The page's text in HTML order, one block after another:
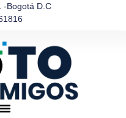
-Bogotá D.C